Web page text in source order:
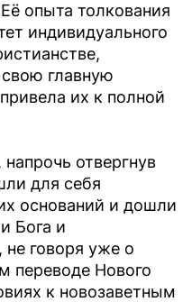
опыта толкования
индивидуального
главную
их к полной
отвергнув
для себя
оснований и дошли
Бога и
говоря уже о
переводе Нового
к новозаветным